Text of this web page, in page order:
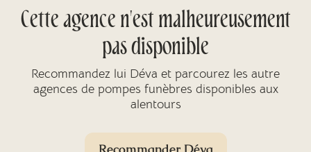
Cette agence n'est malheureusement
pas disponible
Recommandez lui Déva et parcourez les autre
agences de pompes funèbres disponibles aux
alentours